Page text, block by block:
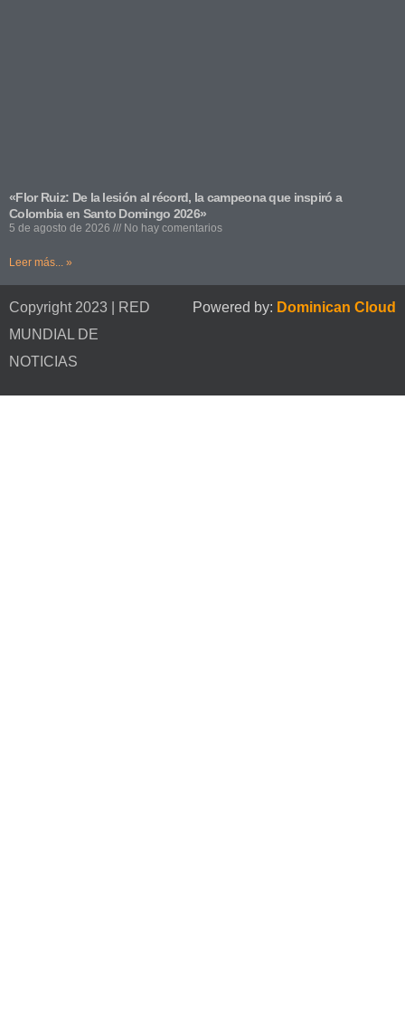
«Flor Ruiz: De la lesión al récord, la campeona que inspiró a
Colombia en Santo Domingo 2026»
5 de agosto de 2026 No hay comentarios
Leer más... »
Copyright 2023 | RED
MUNDIAL DE
NOTICIAS
Powered by: Dominican Cloud